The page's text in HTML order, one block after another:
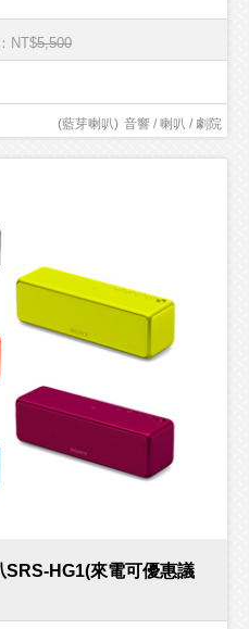
NT$5,500
音響 / 喇叭 / 劇院
(藍芽喇叭)
HG1(來電可優惠議